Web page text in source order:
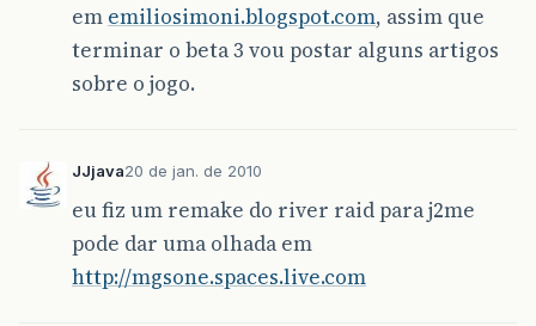
em emiliosimoni.blogspot.com, assim que
terminar o beta 3 vou postar alguns artigos
sobre o jogo.
JJjava20 de jan. de 2010
eu fiz um remake do river raid para j2me
pode dar uma olhada em
http://mgsone.spaces.live.com